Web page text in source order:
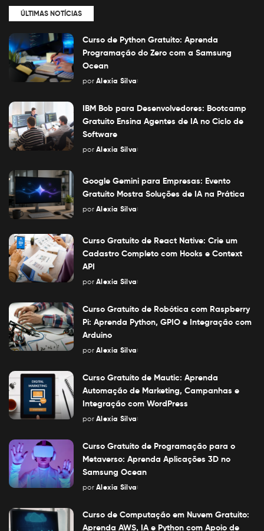
ÚLTIMAS NOTÍCIAS
Curso de Python Gratuito: Aprenda
Programação do Zero com a Samsung
Ocean
Posted
por Alexia Silva
IBM Bob para Desenvolvedores: Bootcamp
Gratuito Ensina Agentes de IA no Ciclo de
Software
Posted
por Alexia Silva
Google Gemini para Empresas: Evento
Gratuito Mostra Soluções de IA na Prática
Posted
por Alexia Silva
Curso Gratuito de React Native: Crie um
Cadastro Completo com Hooks e Context
API
Posted
por Alexia Silva
Curso Gratuito de Robótica com Raspberry
Pi: Aprenda Python, GPIO e Integração com
Arduino
Posted
por Alexia Silva
Curso Gratuito de Mautic: Aprenda
Automação de Marketing, Campanhas e
Integração com WordPress
Posted
por Alexia Silva
Curso Gratuito de Programação para o
Metaverso: Aprenda Aplicações 3D no
Samsung Ocean
Posted
por Alexia Silva
Curso de Computação em Nuvem Gratuito:
Aprenda AWS, IA e Python com Apoio de